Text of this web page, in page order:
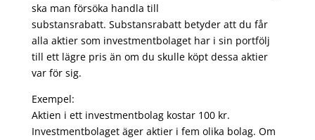
ska man försöka handla till
substansrabatt. Substansrabatt betyder att du får
alla aktier som investmentbolaget har i sin portfölj
till ett lägre pris än om du skulle köpt dessa aktier
var för sig.
Exempel:
Aktien i ett investmentbolag kostar 100 kr.
Investmentbolaget äger aktier i fem olika bolag. Om